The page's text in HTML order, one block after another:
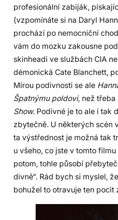
profesionální zabiják,
(vzpomínáte si na Daryl
prochází po nemocniční
vám do mozku zakousne
skinheadi ve službách CIA
démonická Cate Blanchett,
Mírou podivnosti se ale
Špatnýmu poldovi, než třeba
Show. Podivné je to ale i tak
zbytečně. U některých scén
ta výstřednost je možná tak
u všeho, co jste v tomto
potom, tohle působí
divně“. Rád bych si myslel,
bohužel to otravuje ten pocit